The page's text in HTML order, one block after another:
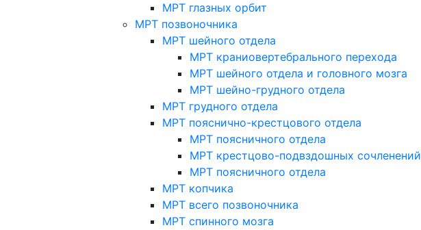
МРТ глазных орбит
МРТ позвоночника
МРТ шейного отдела
МРТ краниовертебрального перехода
МРТ шейного отдела и головного мозга
МРТ шейно-грудного отдела
МРТ грудного отдела
МРТ пояснично-крестцового отдела
МРТ поясничного отдела
МРТ крестцово-подвздошных сочленений
МРТ поясничного отдела
МРТ копчика
МРТ всего позвоночника
МРТ спинного мозга